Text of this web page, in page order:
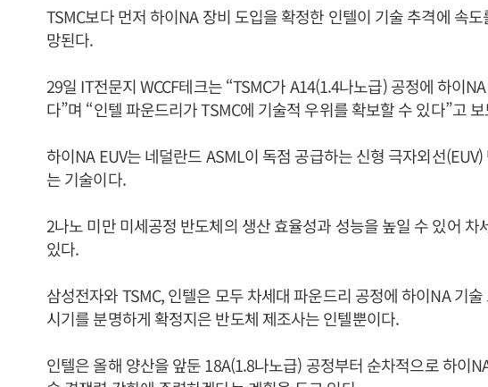
TSMC보다 먼저 하이NA 장비 도입을 확정한 인텔이 기술 추격에 속
망된다.
29일 IT전문지 WCCF테크는 “TSMC가 A14(1.4나노급) 공정에 하이
다”며 “인텔 파운드리가 TSMC에 기술적 우위를 확보할 수 있다”고
하이NA EUV는 네덜란드 ASML이 독점 공급하는 신형 극자외선
는 기술이다.
2나노 미만 미세공정 반도체의 생산 효율성과 성능을 높일 수 있어 차
있다.
삼성전자와 TSMC, 인텔은 모두 차세대 파운드리 공정에 하이NA 기
시기를 분명하게 확정지은 반도체 제조사는 인텔뿐이다.
인텔은 올해 양산을 앞둔 18A(1.8나노급) 공정부터 순차적으로 하이